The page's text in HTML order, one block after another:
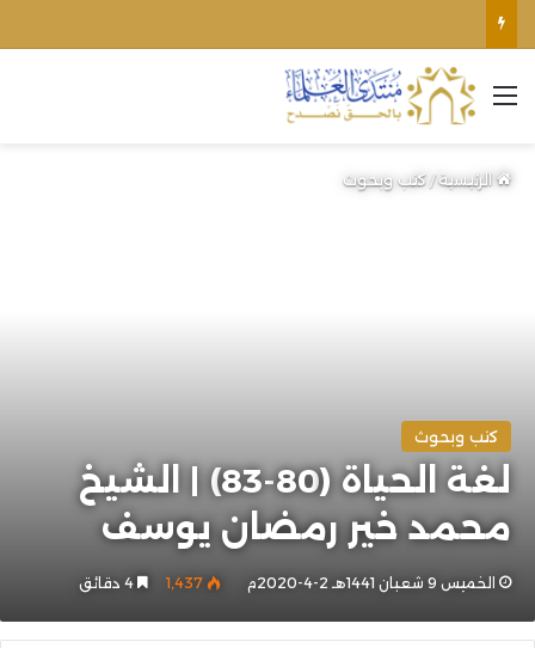
القائمة
الرئيسية/كتب وبحوث
كتب وبحوث
لغة الحياة (80-83) | الشيخ
محمد خير رمضان يوسف
الخميس 9 شعبان 1441هـ 2-4-2020م 1٬437